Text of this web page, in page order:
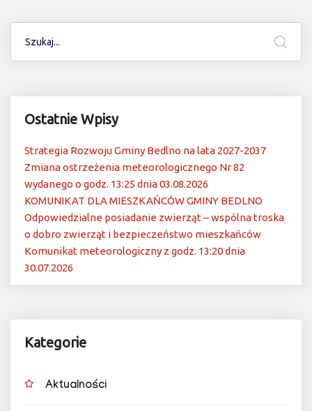
Ostatnie Wpisy
Strategia Rozwoju Gminy Bedlno na lata 2027-2037
Zmiana ostrzeżenia meteorologicznego Nr 82
wydanego o godz. 13:25 dnia 03.08.2026
KOMUNIKAT DLA MIESZKAŃCÓW GMINY BEDLNO
Odpowiedzialne posiadanie zwierząt – wspólna troska
o dobro zwierząt i bezpieczeństwo mieszkańców
Komunikat meteorologiczny z godz. 13:20 dnia
30.07.2026
Kategorie
Aktualności